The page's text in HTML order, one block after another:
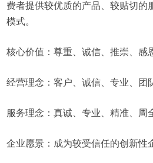
费者提供较优质的产品、较贴切的
模式。
核心价值：尊重、诚信、推崇、感
经营理念：客户、诚信、专业、团
服务理念：真诚、专业、精准、周
企业愿景：成为较受信任的创新性